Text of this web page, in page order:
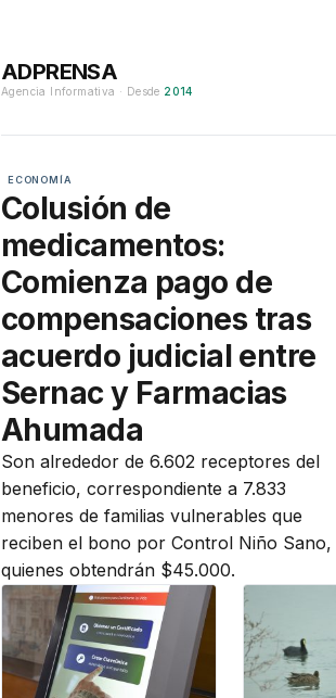
ADPRENSA
Agencia Informativa · Desde 2014
ECONOMÍA
Colusión de
medicamentos:
Comienza pago de
compensaciones tras
acuerdo judicial entre
Sernac y Farmacias
Ahumada
Son alrededor de 6.602 receptores del
beneficio, correspondiente a 7.833
menores de familias vulnerables que
reciben el bono por Control Niño Sano,
quienes obtendrán $45.000.